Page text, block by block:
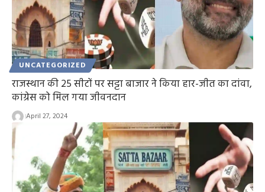
UNCATEGORIZED
राजस्थान की 25 सीटों पर सट्टा बाजार ने किया हार-जीत का दांवा,
कांग्रेस को मिल गया जीवनदान
April 27, 2024